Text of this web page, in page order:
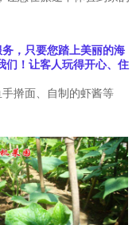
务 ，只要您踏上美丽的海
们！让客人玩得开心、住
擀面、自制的虾酱等